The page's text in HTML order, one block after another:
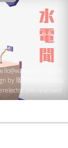
reserved.
by 版塊 Block Studio